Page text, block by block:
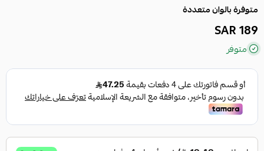
متوفرة بالوان متعددة
189 SAR
متوفر